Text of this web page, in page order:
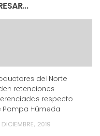
del Norte
retenciones
respecto
Pampa Húmeda
2019